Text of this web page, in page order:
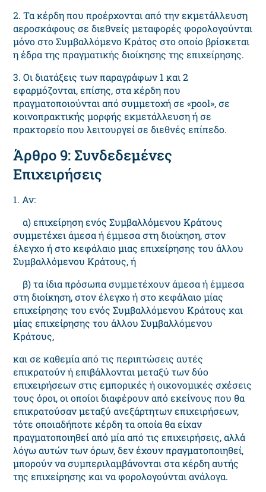
2. Τα κέρδη που προέρχονται από την εκμετάλλευση
αεροσκάφους σε διεθνείς μεταφορές φορολογούνται
μόνο στο Συμβαλλόμενο Κράτος στο οποίο βρίσκεται
η έδρα της πραγματικής διοίκησης της επιχείρησης.
3. Οι διατάξεις των παραγράφων 1 και 2
εφαρμόζονται, επίσης, στα κέρδη που
πραγματοποιούνται από συμμετοχή σε «pool», σε
κοινοπρακτικής μορφής εκμετάλλευση ή σε
πρακτορείο που λειτουργεί σε διεθνές επίπεδο.
Άρθρο 9: Συνδεδεμένες
Επιχειρήσεις
1. Αν:
α) επιχείρηση ενός Συμβαλλόμενου Κράτους
συμμετέχει άμεσα ή έμμεσα στη διοίκηση, στον
έλεγχο ή στο κεφάλαιο μιας επιχείρησης του άλλου
Συμβαλλόμενου Κράτους, ή
β) τα ίδια πρόσωπα συμμετέχουν άμεσα ή έμμεσα
στη διοίκηση, στον έλεγχο ή στο κεφάλαιο μίας
επιχείρησης του ενός Συμβαλλόμενου Κράτους και
μίας επιχείρησης του άλλου Συμβαλλόμενου
Κράτους,
και σε καθεμία από τις περιπτώσεις αυτές
επικρατούν ή επιβάλλονται μεταξύ των δύο
επιχειρήσεων στις εμπορικές ή οικονομικές σχέσεις
τους όροι, οι οποίοι διαφέρουν από εκείνους που θα
επικρατούσαν μεταξύ ανεξάρτητων επιχειρήσεων,
τότε οποιαδήποτε κέρδη τα οποία θα είχαν
πραγματοποιηθεί από μία από τις επιχειρήσεις, αλλά
λόγω αυτών των όρων, δεν έχουν πραγματοποιηθεί,
μπορούν να συμπεριλαμβάνονται στα κέρδη αυτής
της επιχείρησης και να φορολογούνται ανάλογα.